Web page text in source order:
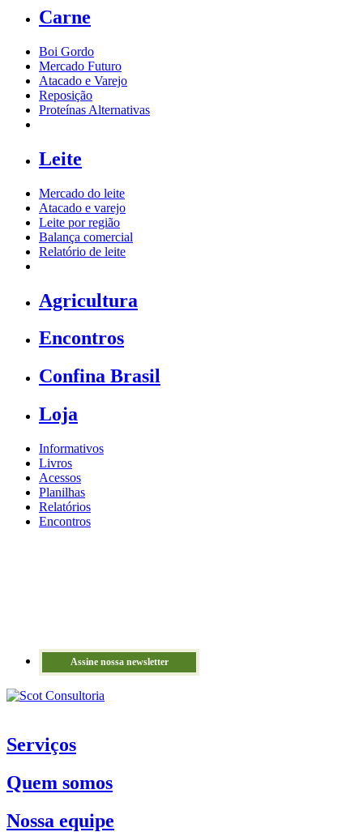
Carne
Boi Gordo
Mercado Futuro
Atacado e Varejo
Reposição
Proteínas Alternativas
Leite
Mercado do leite
Atacado e varejo
Leite por região
Balança comercial
Relatório de leite
Agricultura
Encontros
Confina Brasil
Loja
Informativos
Livros
Acessos
Planilhas
Relatórios
Encontros
Assine nossa newsletter
Serviços
Quem somos
Nossa equipe